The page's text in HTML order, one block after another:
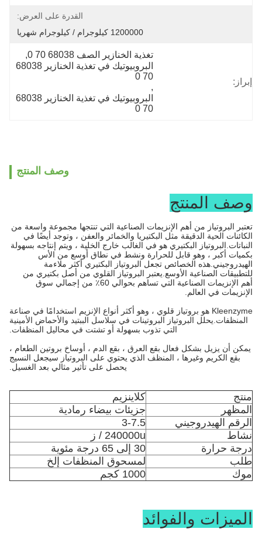
القدرة على العرض:
1200000 كيلوجرام / كيلوجرام شهريا
إبراز:
تغذية الخنازير الصف 68038 70 0
,
70 0
,
70 0
وصف المنتج
وصف المنتج
تعتبر البروتياز من أهم الإنزيمات الصناعية التي تنتجها مجموعة واسعة من
الكائنات الحية الدقيقة مثل البكتيريا والخمائر والعفن ، وتوجد أيضًا في
النباتات. البروتياز البكتيري هو في الغالب خارج الخلية ، ويتم إنتاجه بسهولة
بكميات أكبر ، وهو قابل للحرارة ونشط في نطاق أوسع من الأس
الهيدروجيني. هذه الخصائص تجعل البروتياز البكتيري أكثر ملاءمة
للتطبيقات الصناعية الأوسع.يعتبر البروتياز القلوي من أصل بكتيري من
أهم الإنزيمات الصناعية التي تساهم بحوالي 60٪ من إجمالي سوق
الإنزيمات في العالم.
Kleenzyme هو بروتياز قلوي ، وهو أكثر أنواع الإنزيم استخدامًا في صناعة
المنظفات.يحلل البروتياز البروتينات في سلاسل الببتيد والأحماض الأمينية
التي تذوب بسهولة أو تشتت في محاليل المنظفات.
يمكن أن يزيل بشكل فعال بقع العرق ، بقع الدم ، أوساخ بروتين الطعام ،
بقع الكريم وغيرها ، المنظف الذي يحتوي على البروتياز سيجعل النسيج
يحصل على تأثير مثالي بعد الغسيل.
منتج
كلاينزيم
المظهر
جزيئات بيضاء رمادية
الرقم الهيدروجيني
3-7.5
نشاط
240000u / ز
درجة حرارة
30 إلى 65 درجة مئوية
طلب
لمسحوق المنظفات إلخ
موك
1000 كجم
الميزات والفوائد